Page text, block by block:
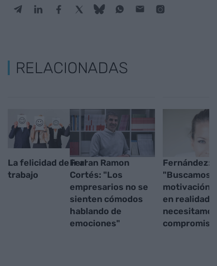
RELACIONADAS
La felicidad de ir al
trabajo
Ferran Ramon
Cortés: "Los
empresarios no se
sienten cómodos
hablando de
emociones"
Fernández:
"Buscamos
motivación
en realidad
necesitamos